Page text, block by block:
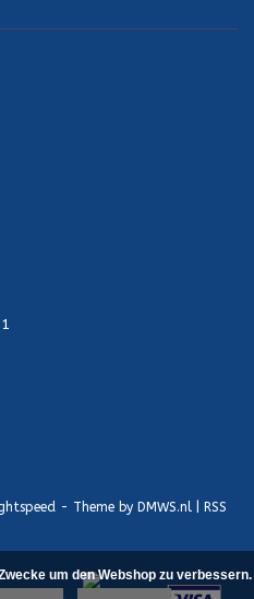
- Theme by DMWS.nl RSS
um den Webshop zu verbessern.